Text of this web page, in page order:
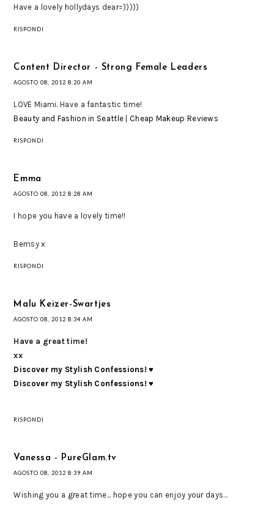
Have a lovely hollydays dear=)))))
RISPONDI
Content Director - Strong Female Leaders
AGOSTO 08, 2012 8:20 AM
LOVE Miami. Have a fantastic time!
Beauty and Fashion in Seattle
Cheap Makeup Reviews
RISPONDI
Emma
AGOSTO 08, 2012 8:28 AM
I hope you have a lovely time!!
Bemsy x
RISPONDI
Malu Keizer-Swartjes
AGOSTO 08, 2012 8:34 AM
Have a great time!
xx
Discover my Stylish Confessions! ♥
Discover my Stylish Confessions! ♥
RISPONDI
Vanessa - PureGlam.tv
AGOSTO 08, 2012 8:39 AM
Wishing you a great time... hope you can enjoy your days...